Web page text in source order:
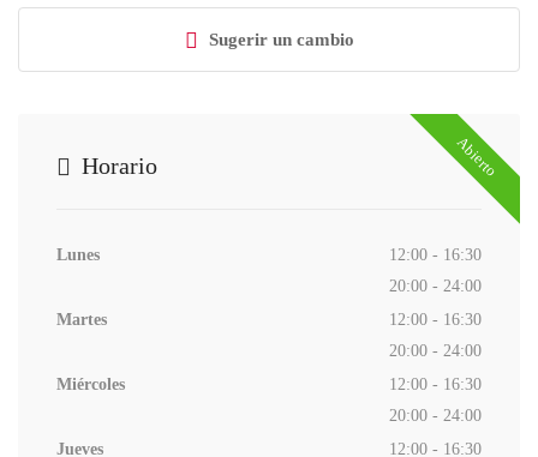
Sugerir un cambio
Abierto
Horario
Lunes
12:00 - 16:30
20:00 - 24:00
Martes
12:00 - 16:30
20:00 - 24:00
Miércoles
12:00 - 16:30
20:00 - 24:00
Jueves
12:00 - 16:30